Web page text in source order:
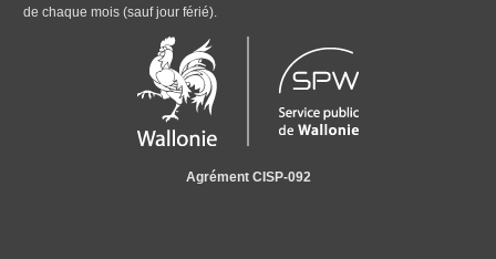
de chaque mois (sauf jour férié).
Agrément CISP-092